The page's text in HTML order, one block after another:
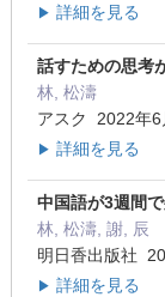
▶ 詳細を見る
話すための思考
林, 松濤
アスク 2022年6
▶ 詳細を見る
中国語が3週間
林, 松濤, 謝, 辰
明日香出版社
▶ 詳細を見る